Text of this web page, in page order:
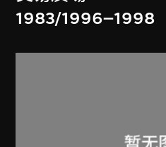
1983/1996–1998